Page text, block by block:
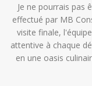
Je ne pourrais pas
effectué par MB
visite finale,
attentive à chaque
en une oasis